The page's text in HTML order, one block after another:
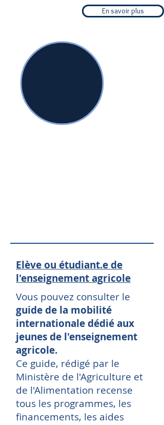
En savoir plus
Elève ou étudiant.e de
l'enseignement agricole
Vous pouvez consulter le
guide de la mobilité
internationale dédié aux
jeunes de l'enseignement
agricole.
Ce guide, rédigé par le
Ministère de l'Agriculture et
de l'Alimentation recense
tous les programmes, les
financements, les aides